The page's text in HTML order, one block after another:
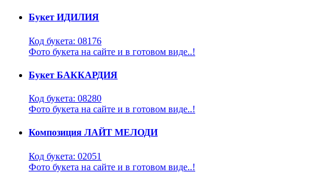
Букет ИДИЛИЯ
Код букета: 08176
Фото букета на сайте и в готовом виде..!
Букет БАККАРДИЯ
Код букета: 08280
Фото букета на сайте и в готовом виде..!
Композиция ЛАЙТ МЕЛОДИ
Код букета: 02051
Фото букета на сайте и в готовом виде..!